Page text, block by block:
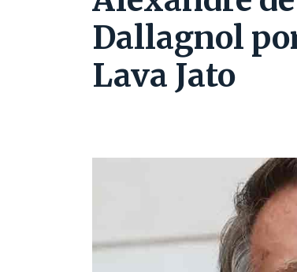
Dallagnol
Lava Jato